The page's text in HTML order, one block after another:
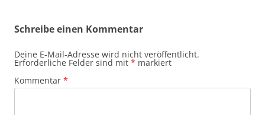
Schreibe einen Kommentar
Deine E-Mail-Adresse wird nicht veröffentlicht.
Erforderliche Felder sind mit * markiert
Kommentar *